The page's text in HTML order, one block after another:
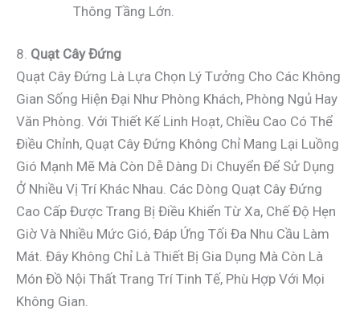
Thông Tầng Lớn.
8. Quạt Cây Đứng
Quạt Cây Đứng Là Lựa Chọn Lý Tưởng Cho Các Không
Gian Sống Hiện Đại Như Phòng Khách, Phòng Ngủ Hay
Văn Phòng. Với Thiết Kế Linh Hoạt, Chiều Cao Có Thể
Điều Chỉnh, Quạt Cây Đứng Không Chỉ Mang Lại Luồng
Gió Mạnh Mẽ Mà Còn Dễ Dàng Di Chuyển Để Sử Dụng
Ở Nhiều Vị Trí Khác Nhau. Các Dòng Quạt Cây Đứng
Cao Cấp Được Trang Bị Điều Khiển Từ Xa, Chế Độ Hẹn
Giờ Và Nhiều Mức Gió, Đáp Ứng Tối Đa Nhu Cầu Làm
Mát. Đây Không Chỉ Là Thiết Bị Gia Dụng Mà Còn Là
Món Đồ Nội Thất Trang Trí Tinh Tế, Phù Hợp Với Mọi
Không Gian.